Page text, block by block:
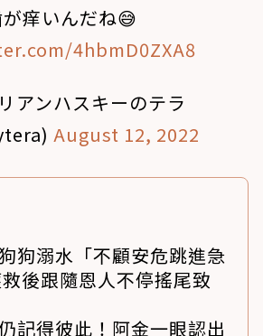
痒いんだね😅
4hbmD0ZXA8
アンハスキーのテラ
August 12, 2022
狗溺水「不顧安危跳進急
後跟隨恩人不停搖尾致
記得彼此！阿金一眼認出